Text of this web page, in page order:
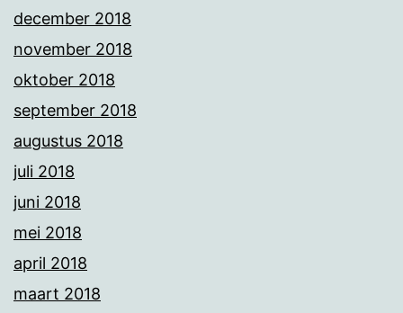
december 2018
november 2018
oktober 2018
september 2018
augustus 2018
juli 2018
juni 2018
mei 2018
april 2018
maart 2018